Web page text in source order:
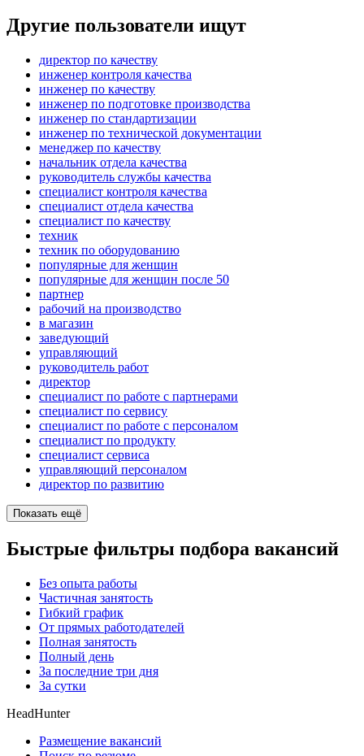
Другие пользователи ищут
директор по качеству
инженер контроля качества
инженер по качеству
инженер по подготовке производства
инженер по стандартизации
инженер по технической документации
менеджер по качеству
начальник отдела качества
руководитель службы качества
специалист контроля качества
специалист отдела качества
специалист по качеству
техник
техник по оборудованию
популярные для женщин
популярные для женщин после 50
партнер
рабочий на производство
в магазин
заведующий
управляющий
руководитель работ
директор
специалист по работе с партнерами
специалист по сервису
специалист по работе с персоналом
специалист по продукту
специалист сервиса
управляющий персоналом
директор по развитию
Показать ещё
Быстрые фильтры подбора вакансий
Без опыта работы
Частичная занятость
Гибкий график
От прямых работодателей
Полная занятость
Полный день
За последние три дня
За сутки
HeadHunter
Размещение вакансий